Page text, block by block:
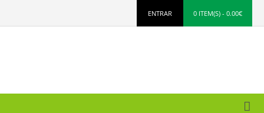
ENTRAR 0 ITEM(S) - 0.00€